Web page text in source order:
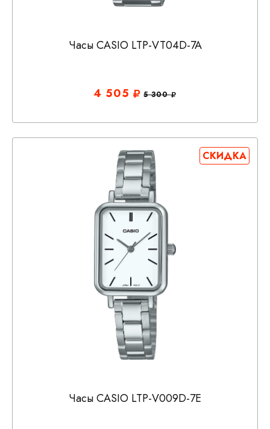
Часы CASIO LTP-VT04D-7A
4 505 5 300
СКИДКА
Часы CASIO LTP-V009D-7E